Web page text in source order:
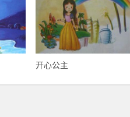
开心公主